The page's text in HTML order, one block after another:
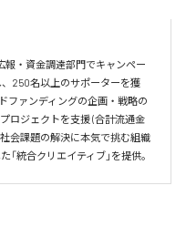
報・資金調達部門でキャンペー
250名以上のサポーターを獲
ファンディングの企画・戦略の
ロジェクトを支援 (合計流通金
会課題の解決に本気で挑む組織
統合クリエイティブ」を提供。